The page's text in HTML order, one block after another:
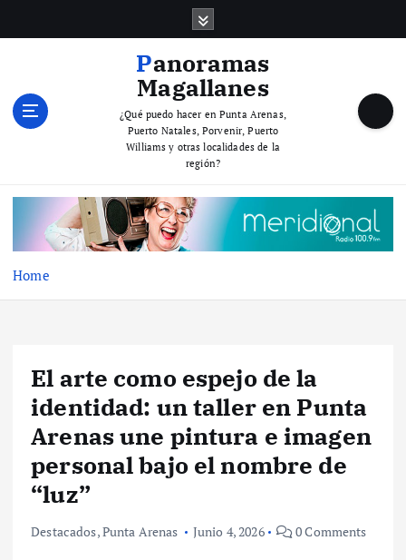
Panoramas
Magallanes
¿Qué puedo hacer en Punta Arenas,
Puerto Natales, Porvenir, Puerto
Williams y otras localidades de la
región?
Home
El arte como espejo de la
identidad: un taller en Punta
Arenas une pintura e imagen
personal bajo el nombre de
“luz”
Destacados,Punta Arenas Junio 4, 2026 0 Comments